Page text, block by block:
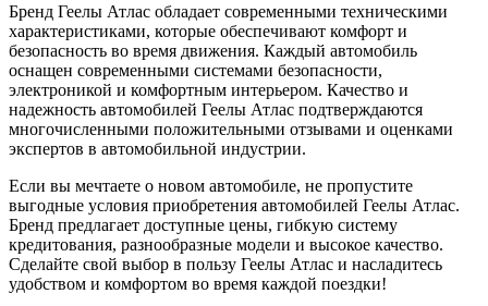
Бренд Геелы Атлас обладает современными техническими
характеристиками, которые обеспечивают комфорт и
безопасность во время движения. Каждый автомобиль
оснащен современными системами безопасности,
электроникой и комфортным интерьером. Качество и
надежность автомобилей Геелы Атлас подтверждаются
многочисленными положительными отзывами и оценками
экспертов в автомобильной индустрии.
Если вы мечтаете о новом автомобиле, не пропустите
выгодные условия приобретения автомобилей Геелы Атлас.
Бренд предлагает доступные цены, гибкую систему
кредитования, разнообразные модели и высокое качество.
Сделайте свой выбор в пользу Геелы Атлас и насладитесь
удобством и комфортом во время каждой поездки!